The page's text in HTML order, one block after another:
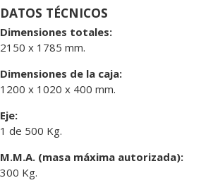
DATOS TÉCNICOS
Dimensiones totales:
2150 x 1785 mm.
Dimensiones de la caja:
1200 x 1020 x 400 mm.
Eje:
1 de 500 Kg.
M.M.A. (masa máxima autorizada):
300 Kg.